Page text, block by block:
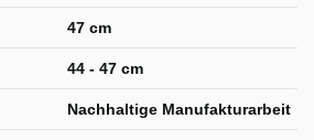
47 cm
44 - 47 cm
Nachhaltige Manufakturarbeit